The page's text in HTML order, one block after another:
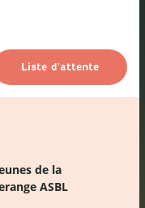
Liste d'attente
de la
ASBL